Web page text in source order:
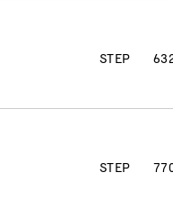
STEP
STEP